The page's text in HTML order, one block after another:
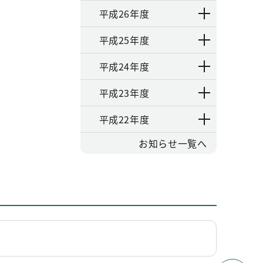
平成26年度
平成25年度
平成24年度
平成23年度
平成22年度
お知らせ一覧へ